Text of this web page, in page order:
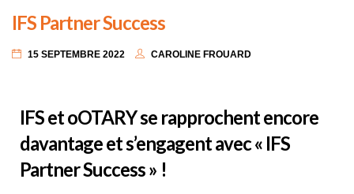
IFS Partner Success
15 SEPTEMBRE 2022 CAROLINE FROUARD
IFS et oOTARY se rapprochent encore
davantage et s’engagent avec « IFS
Partner Success » !